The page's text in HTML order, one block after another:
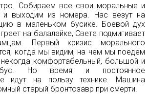
Собираем все свои моральные и
и выходим из номера. Нас везут на
в маленьком бусике. Боевой дух
на балалайке, Света подмигивает
Первый кризис морального
когда мы видим, на чем мы поедем
комфортабельный, большой и
Но время и постоянное
идут на пользу технике. Машина
старый бронтозавр при смерти.